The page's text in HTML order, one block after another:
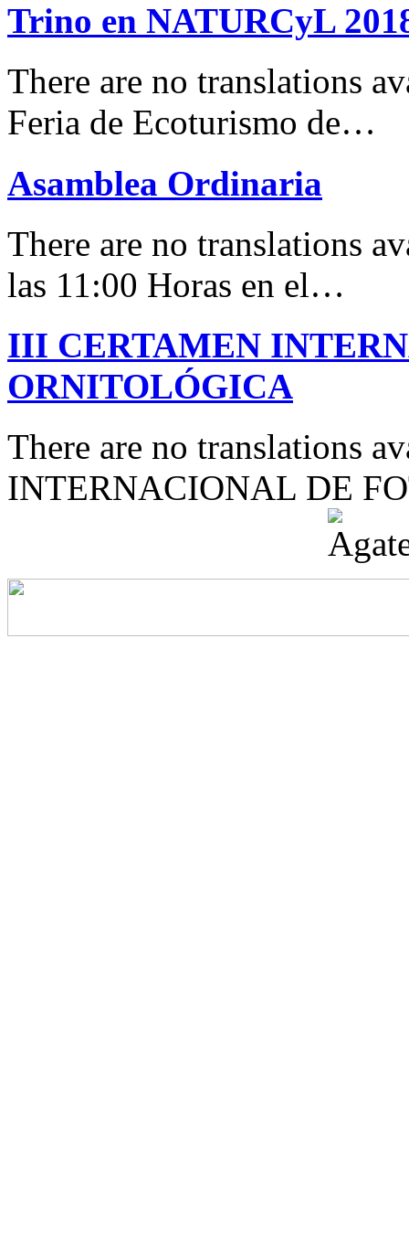
Trino en NATURCyL
There are no translations
Feria de Ecoturismo de…
Asamblea Ordinaria
There are no translations
las 11:00 Horas en el…
III CERTAMEN
ORNITOLÓGICA
There are no translations
INTERNACIONAL DE